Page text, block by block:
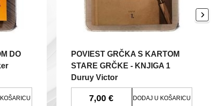
DO
POVIEST GRČKA S KARTOM
STARE GRČKE - KNJIGA 1
Duruy Victor
7,00 € DODAJ U KOŠARICU